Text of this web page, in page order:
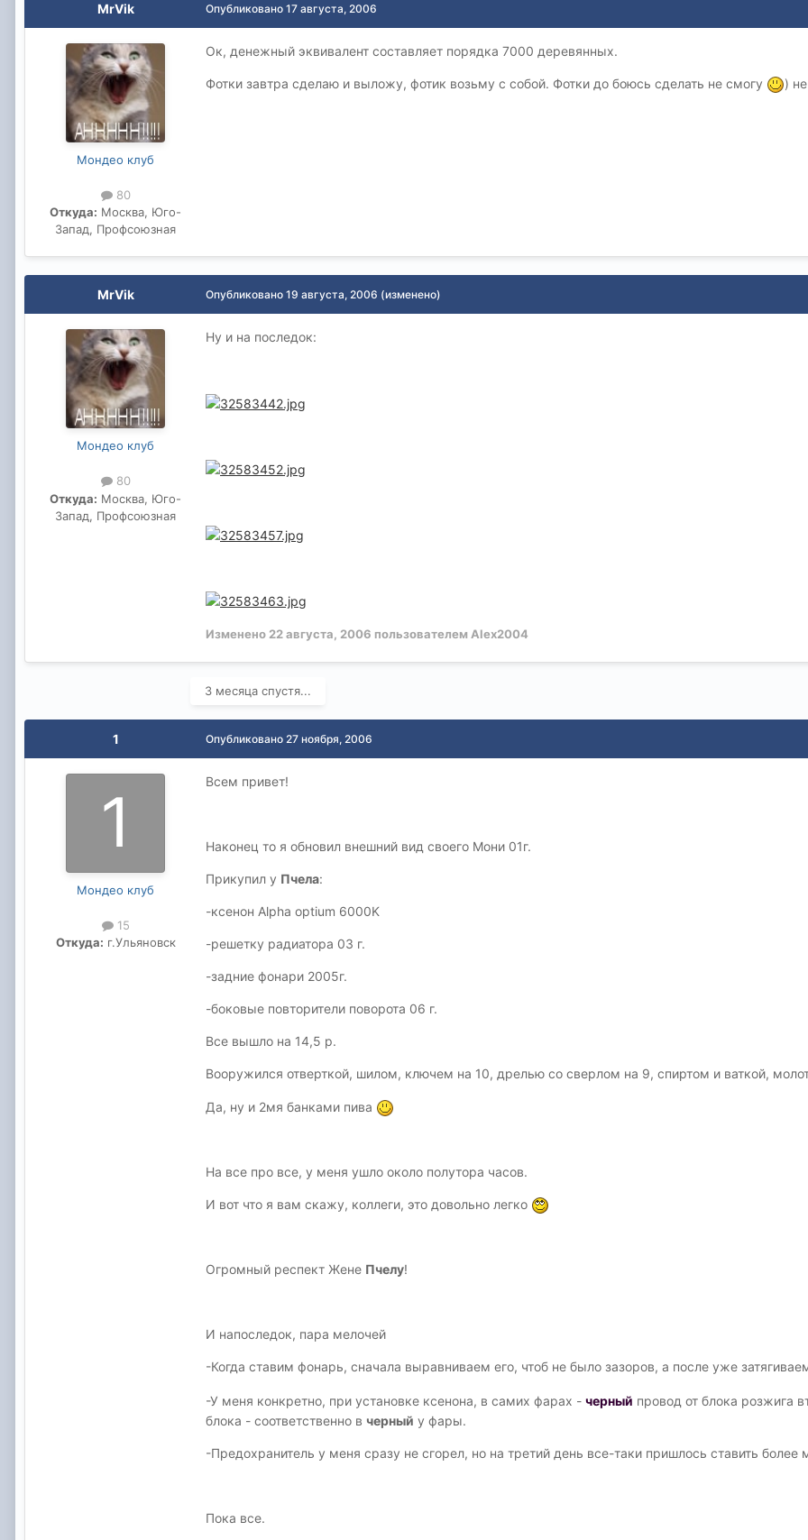
MrVik
Мондео клуб
80
Откуда: Москва, Юго-
Запад, Профсоюзная
Опубликовано 17 августа, 2006
Ок, денежный эквивалент составляет порядка 7000 деревянных.
Фотки завтра сделаю и выложу, фотик возьму с собой. Фотки до боюсь сделать не смогу )
MrVik
Мондео клуб
80
Откуда: Москва, Юго-
Запад, Профсоюзная
Опубликовано 19 августа, 2006 (изменено)
Ну и на последок:
Изменено 22 августа, 2006 пользователем Alex2004
3 месяца спустя...
1
Мондео клуб
15
Откуда: г.Ульяновск
Опубликовано 27 ноября, 2006
Всем привет!
Наконец то я обновил внешний вид своего Мони 01г.
Прикупил у Пчела:
-ксенон Alpha optium 6000K
-решетку радиатора 03 г.
-задние фонари 2005г.
-боковые повторители поворота 06 г.
Все вышло на 14,5 р.
Вооружился отверткой, шилом, ключем на 10, дрелью со сверлом на 9, спиртом и ваткой,
Да, ну и 2мя банками пива
На все про все, у меня ушло около полутора часов.
И вот что я вам скажу, коллеги, это довольно легко
Огромный респект Жене Пчелу!
И напоследок, пара мелочей
-Когда ставим фонарь, сначала выравниваем его, чтоб не было зазоров, а после уже
-У меня конкретно, при установке ксенона, в самих фарах - черный провод от блока розжига
блока - соответственно в черный у фары.
-Предохранитель у меня сразу не сгорел, но на третий день все-таки пришлось ставить
Пока все.